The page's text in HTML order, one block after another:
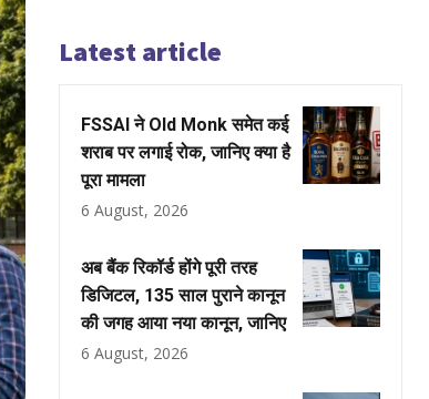
Latest article
FSSAI ने Old Monk समेत कई
शराब पर लगाई रोक, जानिए क्या है
पूरा मामला
6 August, 2026
अब बैंक रिकॉर्ड होंगे पूरी तरह
डिजिटल, 135 साल पुराने कानून
की जगह आया नया कानून, जानिए
6 August, 2026